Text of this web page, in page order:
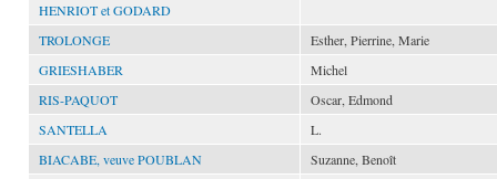
HENRIOT et GODARD
TROLONGE
Esther, Pierrine, Marie
GRIESHABER
Michel
RIS-PAQUOT
Oscar, Edmond
SANTELLA
L.
BIACABE, veuve POUBLAN
Suzanne, Benoît